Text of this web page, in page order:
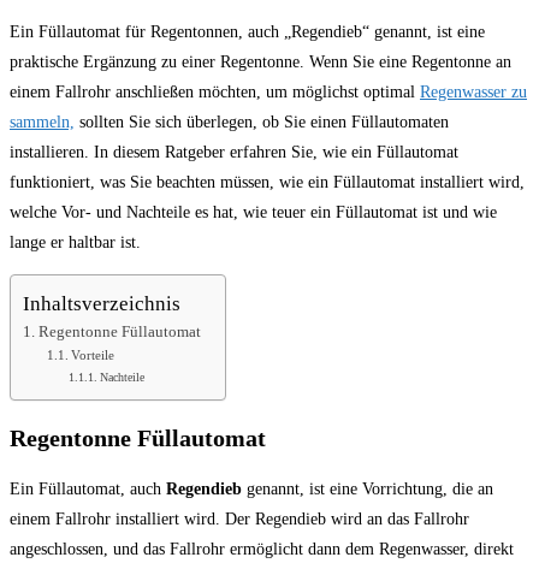
Ein Füllautomat für Regentonnen, auch „Regendieb“ genannt, ist eine
praktische Ergänzung zu einer Regentonne. Wenn Sie eine Regentonne an
einem Fallrohr anschließen möchten, um möglichst optimal Regenwasser zu
sammeln, sollten Sie sich überlegen, ob Sie einen Füllautomaten
installieren. In diesem Ratgeber erfahren Sie, wie ein Füllautomat
funktioniert, was Sie beachten müssen, wie ein Füllautomat installiert wird,
welche Vor- und Nachteile es hat, wie teuer ein Füllautomat ist und wie
lange er haltbar ist.
Inhaltsverzeichnis
Regentonne Füllautomat
Vorteile
Nachteile
Regentonne Füllautomat
Ein Füllautomat, auch Regendieb genannt, ist eine Vorrichtung, die an
einem Fallrohr installiert wird. Der Regendieb wird an das Fallrohr
angeschlossen, und das Fallrohr ermöglicht dann dem Regenwasser, direkt